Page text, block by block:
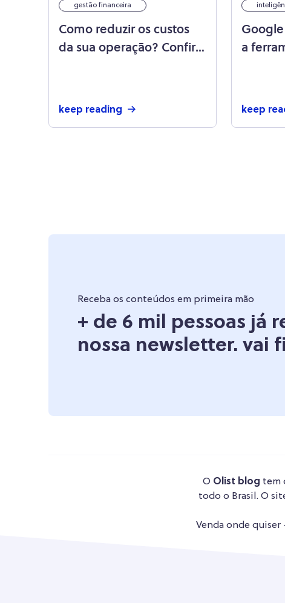
gestão financeira
Como reduzir os custos
da sua operação? Confira
keep reading
Google
a
em
keep
Receba os conteúdos em primeira mão
+ de 6 mil pessoas já
nossa newsletter. vai
O Olist blog tem
todo o Brasil. O
Venda onde